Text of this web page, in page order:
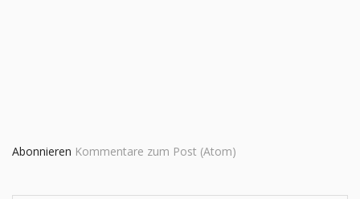
Abonnieren Kommentare zum Post (Atom)